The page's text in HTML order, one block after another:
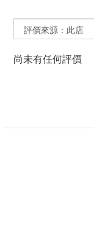
尚未有任何評價